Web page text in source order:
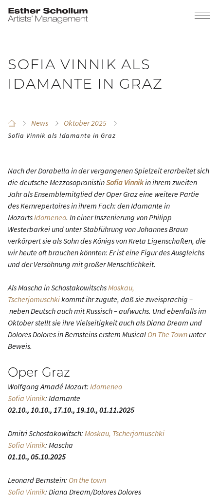
SOFIA VINNIK ALS
IDAMANTE IN GRAZ
News Oktober 2025
Sofia Vinnik als Idamante in Graz
Nach der Dorabella in der vergangenen Spielzeit erarbeitet sich
die deutsche MezzosopranistinSofia Vinnikin ihrem zweiten
Jahr als Ensemblemitglied der Oper Graz eine weitere Partie
des Kernrepertoires in ihrem Fach: den Idamante in
MozartsIdomeneo. In einer Inszenierung von Philipp
Westerbarkei und unter Stabführung von Johannes Braun
verkörpert sie als Sohn des Königs von Kreta Eigenschaften, die
wir heute oft brauchen könnten: Er ist eine Figur des Ausgleichs
und der Versöhnung mit großer Menschlichkeit.
Als Mascha in SchostakowitschsMoskau,
Tscherjomuschkikommt ihr zugute, daß sie zweisprachig –
neben Deutsch auch mit Russisch – aufwuchs. Und ebenfalls im
Oktober stellt sie ihre Vielseitigkeit auch als Diana Dream und
Dolores Dolores in Bernsteins erstem Musical On The Town unter
Beweis.
Oper Graz
Wolfgang Amadé Mozart: Idomeneo
Sofia Vinnik: Idamante
02.10., 10.10., 17.10., 19.10., 01.11.2025
Dmitri Schostakowitsch: Moskau, Tscherjomuschki
Sofia Vinnik: Mascha
01.10., 05.10.2025
Leonard Bernstein: On the town
Sofia Vinnik: Diana Dream/Dolores Dolores